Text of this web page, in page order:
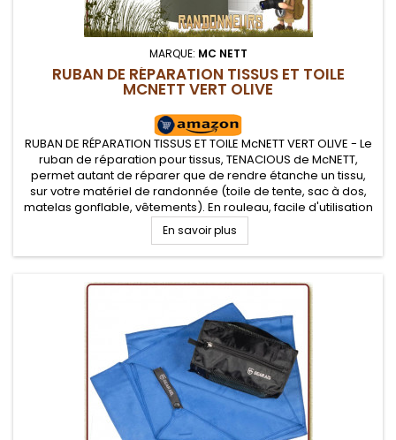
MARQUE: MC NETT
RUBAN DE RÉPARATION TISSUS ET TOILE
MCNETT VERT OLIVE
RUBAN DE RÉPARATION TISSUS ET TOILE McNETT VERT OLIVE - Le
ruban de réparation pour tissus, TENACIOUS de McNETT,
permet autant de réparer que de rendre étanche un tissu,
sur votre matériel de randonnée (toile de tente, sac à dos,
matelas gonflable, vêtements). En rouleau, facile d'utilisation
En savoir plus